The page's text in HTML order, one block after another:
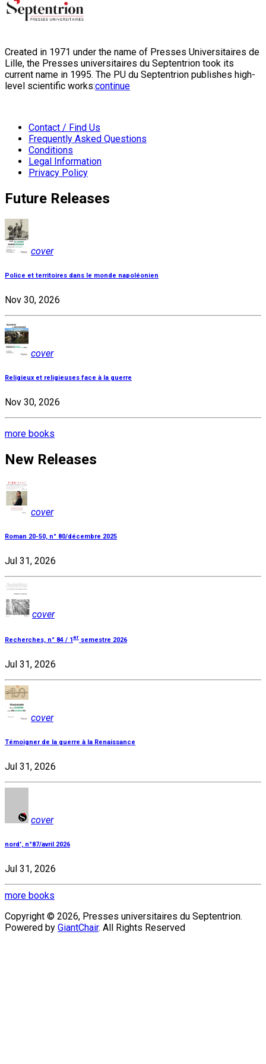
Created in 1971 under the name of Presses Universitaires de
Lille, the Presses universitaires du Septentrion took its
current name in 1995. The PU du Septentrion publishes high-
level scientific works:continue
Contact / Find Us
Frequently Asked Questions
Conditions
Legal Information
Privacy Policy
Future Releases
cover
Police et territoires dans le monde napoléonien
Nov 30, 2026
cover
Religieux et religieuses face à la guerre
Nov 30, 2026
more books
New Releases
cover
Roman 20-50, n° 80/décembre 2025
Jul 31, 2026
cover
Recherches, n° 84 / 1 er semestre 2026
Jul 31, 2026
cover
Témoigner de la guerre à la Renaissance
Jul 31, 2026
cover
nord', n°87/avril 2026
Jul 31, 2026
more books
Copyright © 2026, Presses universitaires du Septentrion.
Powered by GiantChair. All Rights Reserved